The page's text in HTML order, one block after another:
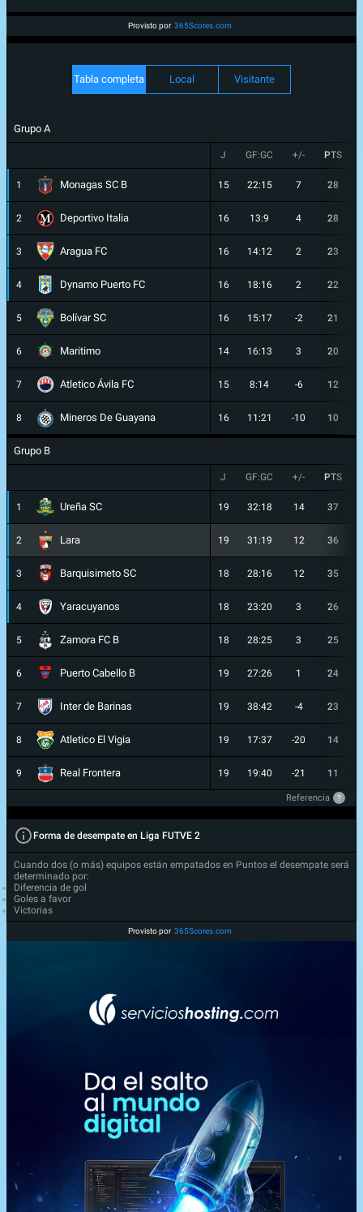
Provisto por 365Scores.com
Tabla completa Local Visitante
Grupo A
J GF:GC +/- PTS
1 Monagas SC B 15 22:15 7 28
2 Deportivo Italia 16 13:9 4 28
3 Aragua FC 16 14:12 2 23
4 Dynamo Puerto FC 16 18:16 2 22
5 Bolívar SC 16 15:17 -2 21
6 Maritimo 14 16:13 3 20
7 Atletico Ávila FC 15 8:14 -6 12
8 Mineros De Guayana 16 11:21 -10 10
Grupo B
J GF:GC +/- PTS
1 Ureña SC 19 32:18 14 37
2 Lara 19 31:19 12 36
3 Barquisimeto SC 18 28:16 12 35
4 Yaracuyanos 18 23:20 3 26
5 Zamora FC B 18 28:25 3 25
6 Puerto Cabello B 19 27:26 1 24
7 Inter de Barinas 19 38:42 -4 23
8 Atletico El Vigia 19 17:37 -20 14
9 Real Frontera 19 19:40 -21 11
Referencia ?
Forma de desempate en Liga FUTVE 2
Cuando dos (o más) equipos están empatados en Puntos el desempate será
determinado por:
Diferencia de gol
Goles a favor
Victorias
Provisto por 365Scores.com